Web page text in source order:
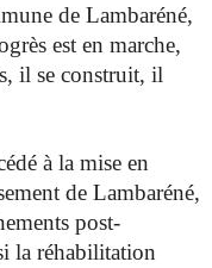
de Lambaréné,
est en marche,
il se construit, il
à la mise en
de Lambaréné,
post-
la réhabilitation